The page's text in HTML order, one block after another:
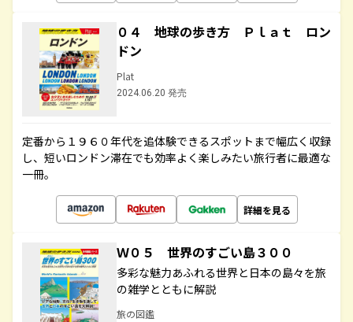
０４ 地球の歩き方 Ｐｌａｔ ロン
ドン
Plat
2024.06.20 発売
定番から１９６０年代を追体験できるスポットまで幅広く収録
し、短いロンドン滞在でも効率よく楽しみたい旅行者に最適な
一冊。
詳細を見る
Ｗ０５ 世界のすごい島３００
多彩な魅力あふれる世界と日本の島々を旅
の雑学とともに解説
旅の図鑑